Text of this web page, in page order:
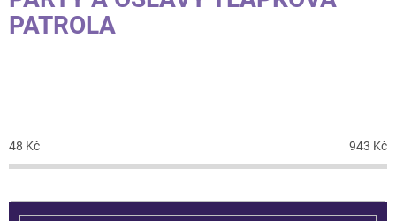
PATROLA
48 Kč 943 Kč